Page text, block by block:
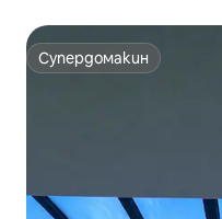
Супердомакин
Супердомакин